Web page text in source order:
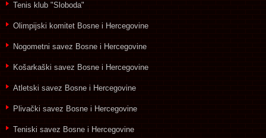
Tenis klub "Sloboda"
Olimpijski komitet Bosne i Hercegovine
Nogometni savez Bosne i Hercegovine
Košarkaški savez Bosne i Hercegovine
Atletski savez Bosne i Hercegovine
Plivački savez Bosne i Hercegovine
Teniski savez Bosne i Hercegovine